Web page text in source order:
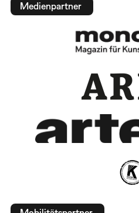
Medienpartner